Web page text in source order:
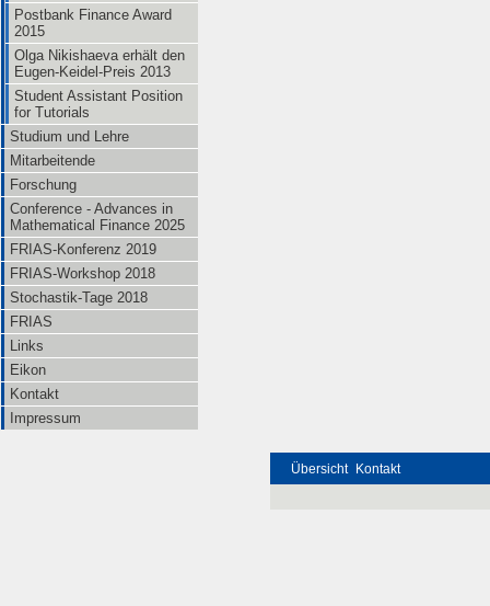
Postbank Finance Award
2015
Olga Nikishaeva erhält den
Eugen-Keidel-Preis 2013
Student Assistant Position
for Tutorials
Studium und Lehre
Mitarbeitende
Forschung
Conference - Advances in
Mathematical Finance 2025
FRIAS-Konferenz 2019
FRIAS-Workshop 2018
Stochastik-Tage 2018
FRIAS
Links
Eikon
Kontakt
Impressum
Übersicht Kontakt